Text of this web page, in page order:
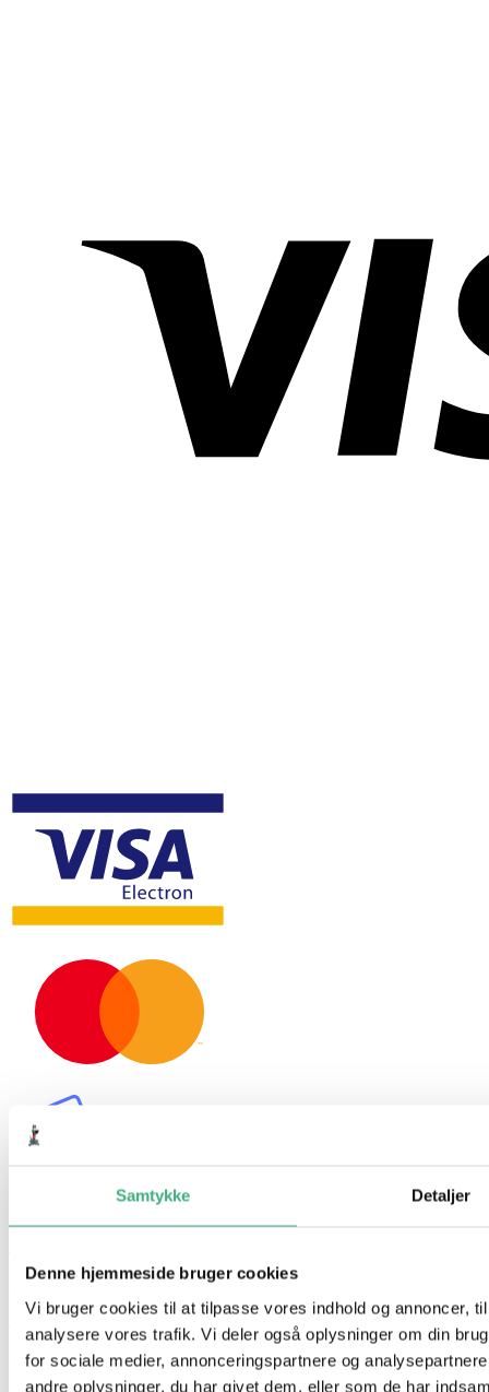
Samtykke Detaljer
Denne hjemmeside bruger cookies
Vi bruger cookies til at tilpasse vores indhold og annoncer,
analysere vores trafik. Vi deler også oplysninger om din
for sociale medier, annonceringspartnere og
andre oplysninger, du har givet dem, eller som de har
Kontakt
Booking
Handelsbetingelser